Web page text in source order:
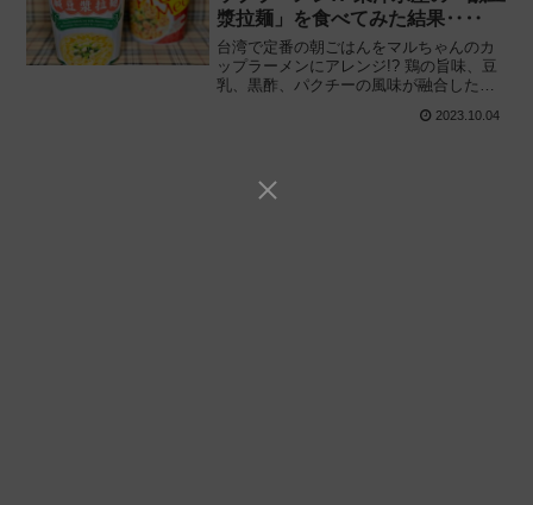
漿拉麺」を食べてみた結果‥‥
台湾で定番の朝ごはんをマルちゃんのカ
ップラーメンにアレンジ!? 鶏の旨味、豆
乳、黒酢、パクチーの風味が融合した
「鹹豆漿拉麺（シェントウジャンラーメ
2023.10.04